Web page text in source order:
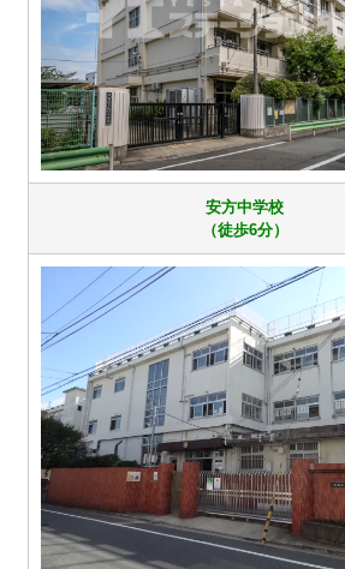
安方中学校
（徒歩6分）